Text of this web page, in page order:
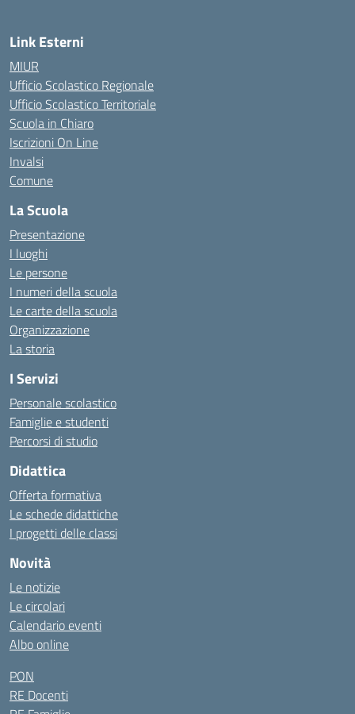
Link Esterni
MIUR
Ufficio Scolastico Regionale
Ufficio Scolastico Territoriale
Scuola in Chiaro
Iscrizioni On Line
Invalsi
Comune
La Scuola
Presentazione
I luoghi
Le persone
I numeri della scuola
Le carte della scuola
Organizzazione
La storia
I Servizi
Personale scolastico
Famiglie e studenti
Percorsi di studio
Didattica
Offerta formativa
Le schede didattiche
I progetti delle classi
Novità
Le notizie
Le circolari
Calendario eventi
Albo online
PON
RE Docenti